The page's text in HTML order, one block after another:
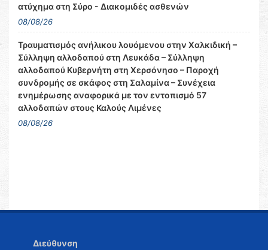
ατύχημα στη Σύρο - Διακομιδές ασθενών
08/08/26
Τραυματισμός ανήλικου λουόμενου στην Χαλκιδική –
Σύλληψη αλλοδαπού στη Λευκάδα – Σύλληψη
αλλοδαπού Κυβερνήτη στη Χερσόνησο – Παροχή
συνδρομής σε σκάφος στη Σαλαμίνα – Συνέχεια
ενημέρωσης αναφορικά με τον εντοπισμό 57
αλλοδαπών στους Καλούς Λιμένες
08/08/26
Διεύθυνση